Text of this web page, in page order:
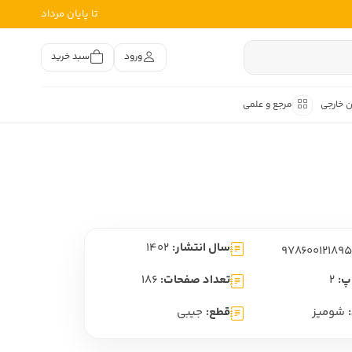
تا پایان مرداد
ورود سبد خرید
خارجی مرجع و علمی
فارسی
متون کهن
سال انتشار: 1402
2 تعداد صفحات: 186
شومیز قطع: جیبی